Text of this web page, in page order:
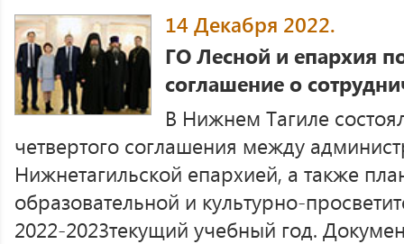
14 Декабря 2022.
ГО Лесной и епархия
соглашение о
В Нижнем Тагиле
четвертого соглашения между
Нижнетагильской епархией, а также
образовательной и культурно-
2022-2023текущий учебный год.